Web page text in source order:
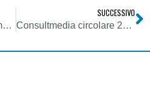
Radio. DAB: bandi per manifestazione interesse diritti d’uso Lombardia, Piemonte, VdA, Liguria, Toscana, Umbria, Campania, Sicilia in arrivo
SUCCESSIVO
Consultmedia circolare 28082023 su bandi MIMIT inerenti misure agevolative Marchi+ Brevetti+ e Disegni+ per PMI